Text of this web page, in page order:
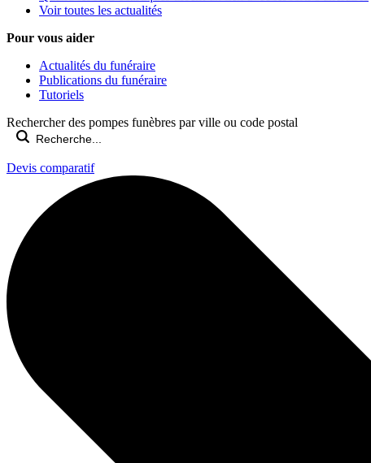
Voir toutes les actualités
Pour vous aider
Actualités du funéraire
Publications du funéraire
Tutoriels
Rechercher des pompes funèbres par ville ou code postal
Devis comparatif